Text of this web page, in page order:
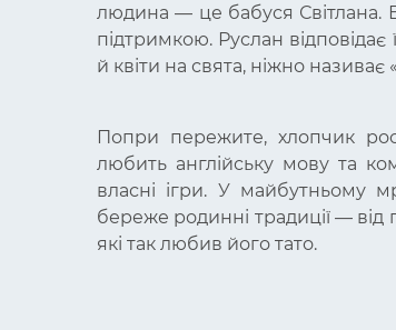
людина — це бабуся Світлана.
підтримкою. Руслан
й квіти на свята, ніжно
Попри пережите, хлопчик
любить англійську мову та
власні ігри. У майбутньому
береже родинні традиції —
які так любив його тато.